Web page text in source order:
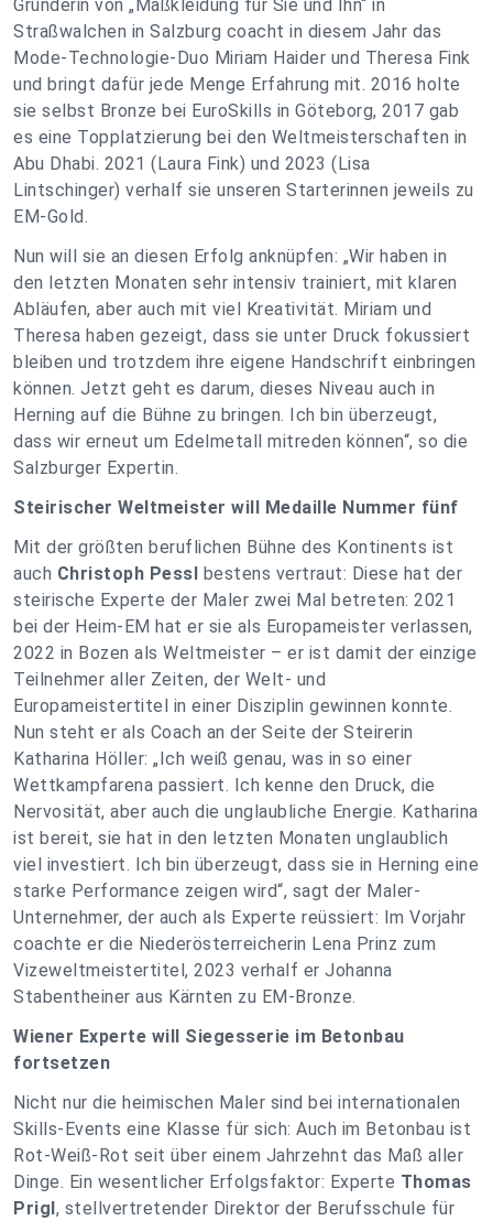
Gründerin von „Maßkleidung für Sie und Ihn“ in
Straßwalchen in Salzburg coacht in diesem Jahr das
Mode-Technologie-Duo Miriam Haider und Theresa Fink
und bringt dafür jede Menge Erfahrung mit. 2016 holte
sie selbst Bronze bei EuroSkills in Göteborg, 2017 gab
es eine Topplatzierung bei den Weltmeisterschaften in
Abu Dhabi. 2021 (Laura Fink) und 2023 (Lisa
Lintschinger) verhalf sie unseren Starterinnen jeweils zu
EM-Gold.
Nun will sie an diesen Erfolg anknüpfen: „Wir haben in
den letzten Monaten sehr intensiv trainiert, mit klaren
Abläufen, aber auch mit viel Kreativität. Miriam und
Theresa haben gezeigt, dass sie unter Druck fokussiert
bleiben und trotzdem ihre eigene Handschrift einbringen
können. Jetzt geht es darum, dieses Niveau auch in
Herning auf die Bühne zu bringen. Ich bin überzeugt,
dass wir erneut um Edelmetall mitreden können“, so die
Salzburger Expertin.
Steirischer Weltmeister will Medaille Nummer fünf
Mit der größten beruflichen Bühne des Kontinents ist
auch Christoph Pessl bestens vertraut: Diese hat der
steirische Experte der Maler zwei Mal betreten: 2021
bei der Heim-EM hat er sie als Europameister verlassen,
2022 in Bozen als Weltmeister – er ist damit der einzige
Teilnehmer aller Zeiten, der Welt- und
Europameistertitel in einer Disziplin gewinnen konnte.
Nun steht er als Coach an der Seite der Steirerin
Katharina Höller: „Ich weiß genau, was in so einer
Wettkampfarena passiert. Ich kenne den Druck, die
Nervosität, aber auch die unglaubliche Energie. Katharina
ist bereit, sie hat in den letzten Monaten unglaublich
viel investiert. Ich bin überzeugt, dass sie in Herning eine
starke Performance zeigen wird“, sagt der Maler-
Unternehmer, der auch als Experte reüssiert: Im Vorjahr
coachte er die Niederösterreicherin Lena Prinz zum
Vizeweltmeistertitel, 2023 verhalf er Johanna
Stabentheiner aus Kärnten zu EM-Bronze.
Wiener Experte will Siegesserie im Betonbau
fortsetzen
Nicht nur die heimischen Maler sind bei internationalen
Skills-Events eine Klasse für sich: Auch im Betonbau ist
Rot-Weiß-Rot seit über einem Jahrzehnt das Maß aller
Dinge. Ein wesentlicher Erfolgsfaktor: Experte Thomas
Prigl, stellvertretender Direktor der Berufsschule für